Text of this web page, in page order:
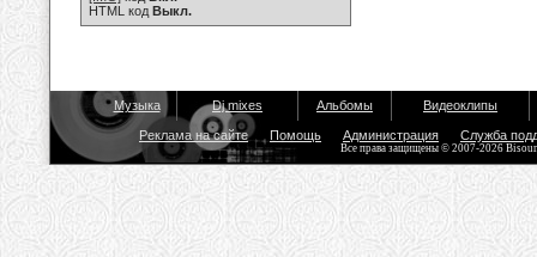
HTML код Выкл.
Музыка Dj mixes Альбомы Видеоклипы
Реклама на сайте Помощь Администрация Служба
Все права защищены © 2007-2026